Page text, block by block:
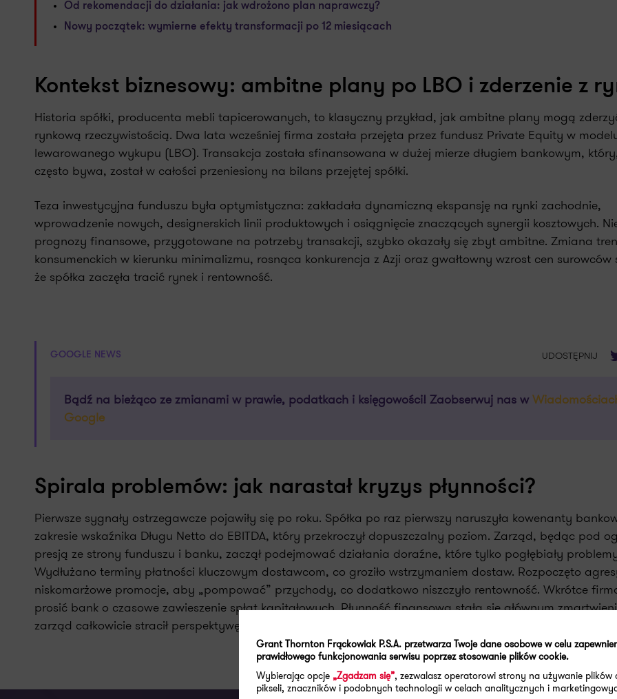
Od rekomendacji do działania: jak wdrożono plan naprawczy?
Nowy początek: wymierne efekty transformacji po 12 miesiącach
Kontekst biznesowy: ambitne plany po LBO i zderzenie z
Historia spółki, producenta mebli tapicerowanych, to klasyczny przykład, jak ambitne plany mogą
rynkową rzeczywistością. Dwa lata wcześniej firma została przejęta przez fundusz Private Equity w
lewarowanego wykupu (LBO). Transakcja została sfinansowana w dużej mierze długiem bankowym,
często bywa, został w całości przeniesiony na bilans przejętej spółki.
Teza inwestycyjna funduszu była optymistyczna: zakładała dynamiczną ekspansję na rynki zachodnie,
wprowadzenie nowych, designerskich linii produktowych i osiągnięcie znaczących synergii kosztowych.
prognozy finansowe, przygotowane na potrzeby transakcji, szybko okazały się zbyt ambitne. Zmiana
konsumenckich w kierunku minimalizmu, rosnąca konkurencja z Azji oraz gwałtowny wzrost cen surowców
że spółka zaczęła tracić rynek i rentowność.
GOOGLE NEWS UDOSTĘPNIJ
Bądź na bieżąco ze zmianami w prawie, podatkach i księgowości! Zaobserwuj nas w
Google
Spirala problemów: jak narastał kryzys płynności?
Pierwsze sygnały ostrzegawcze pojawiły się po roku. Spółka po raz pierwszy naruszyła kowenanty
zakresie wskaźnika Długu Netto do EBITDA, który przekroczył dopuszczalny poziom. Zarząd, będąc pod
presją ze strony funduszu i banku, zaczął podejmować działania doraźne, które tylko pogłębiały
Wydłużano terminy płatności kluczowym dostawcom, co groziło wstrzymaniem dostaw. Rozpoczęto
niskomarżowe promocje, aby „pompować” przychody, co dodatkowo niszczyło rentowność. Wkrótce
prosić bank o czasowe zawieszenie spłat kapitałowych. Płynność finansowa stała się głównym
zarząd całkowicie stracił perspektywę strategiczną, skupiając się wyłącznie na codziennym „gaszeniu
Grant Thornton Frąckowiak P.S.A. przetwarza Twoje dane osobowe w celu
prawidłowego funkcjonowania serwisu poprzez stosowanie plików cookie.
Wybierając opcje „Zgadzam się”, zezwalasz operatorowi strony na używanie plików
pikseli, znaczników i podobnych technologii w celach analitycznych i